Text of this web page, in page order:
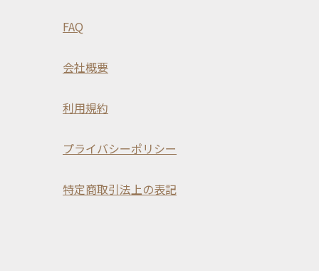
FAQ
会社概要
利用規約
プライバシーポリシー
特定商取引法上の表記